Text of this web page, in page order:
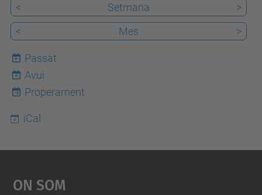
<
Setmana
>
<
Mes >
Passat
6
Avui
Properament
iCal
On Som